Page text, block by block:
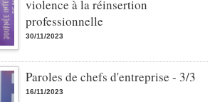
violence à la réinsertion
professionnelle
30/11/2023
Paroles de chefs d'entreprise - 3/3
16/11/2023